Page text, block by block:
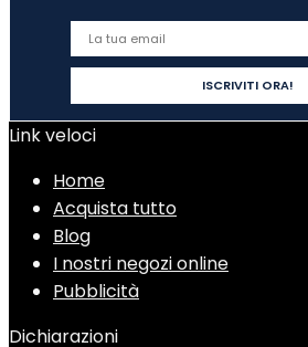
Link veloci
Home
Acquista tutto
Blog
I nostri negozi online
Pubblicità
Dichiarazioni